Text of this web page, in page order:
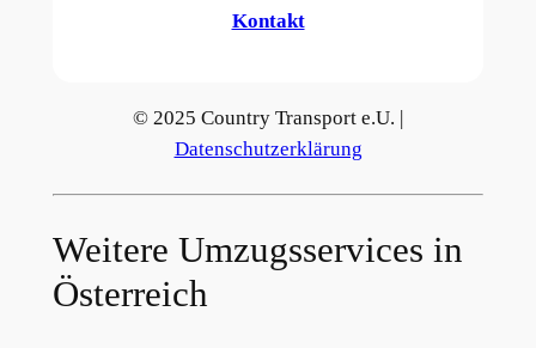
Kontakt
© 2025 Country Transport e.U. |
Datenschutzerklärung
Weitere Umzugsservices in
Österreich